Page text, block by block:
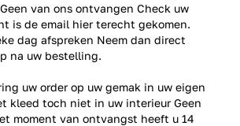
van ons ontvangen Check uw
is de email hier terecht gekomen.
dag afspreken Neem dan direct
na uw bestelling.
uw order op uw gemak in uw eigen
kleed toch niet in uw interieur Geen
moment van ontvangst heeft u 14